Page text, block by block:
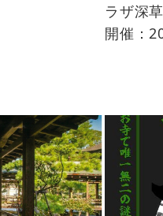
ラザ深
開催：